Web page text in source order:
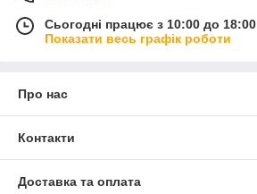
Сьогодні працює з 10:00 до 18:00
Показати весь графік роботи
Про нас
Контакти
Доставка та оплата